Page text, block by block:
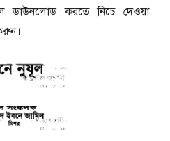
করতে নিচে দেওয়া